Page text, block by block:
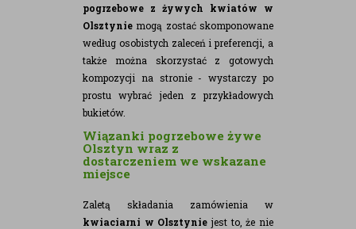
pogrzebowe z żywych kwiatów w
Olsztynie mogą zostać skomponowane
według osobistych zaleceń i preferencji, a
także można skorzystać z gotowych
kompozycji na stronie - wystarczy po
prostu wybrać jeden z przykładowych
bukietów.
Wiązanki pogrzebowe żywe
Olsztyn wraz z
dostarczeniem we wskazane
miejsce
Zaletą składania zamówienia w
kwiaciarni w Olsztynie jest to, że nie